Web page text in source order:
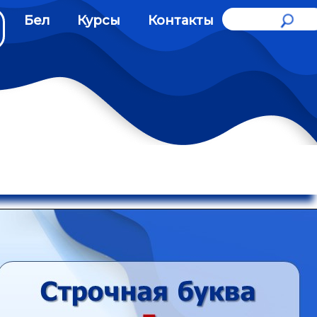
Бел Курсы Контакты